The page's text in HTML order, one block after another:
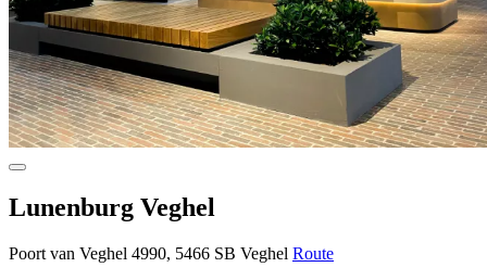
Lunenburg Veghel
Poort van Veghel 4990, 5466 SB Veghel Route